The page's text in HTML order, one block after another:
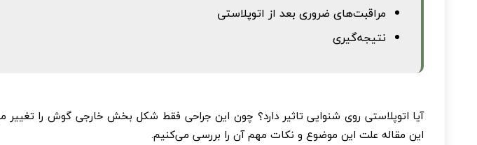
مراقبت‌های ضروری بعد از اتوپلاستی
نتیجه‌گیری
آیا اتوپلاستی روی شنوایی تاثیر دارد؟ چون این جراحی فقط شکل بخش خارجی گوش را تغییر
این مقاله علت این موضوع و نکات مهم آن را بررسی می‌کنیم.